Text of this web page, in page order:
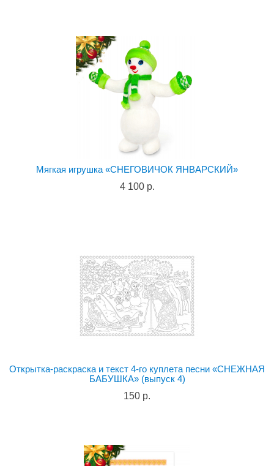
Мягкая игрушка «СНЕГОВИЧОК ЯНВАРСКИЙ»
4 100 р.
Открытка-раскраска и текст 4-го куплета песни «СНЕЖНАЯ
БАБУШКА» (выпуск 4)
150 р.